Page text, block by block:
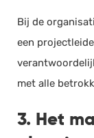
Bij de
een
met alle
3. Het